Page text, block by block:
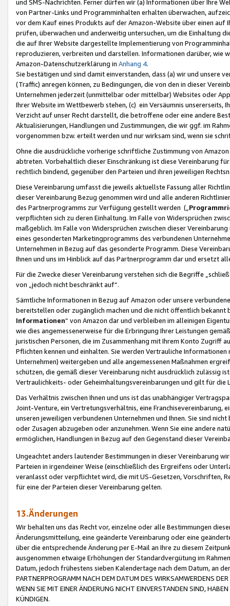
und SMS-Nachrichten. Ferner dürfen wir (a) Informationen über Ihre
von Partner-Links und Programminhalten erhalten überwachen,
vor dem Kauf eines Produkts auf der Amazon-Website über einen
prüfen, überwachen und anderweitig untersuchen, um die Einhaltung
die auf Ihrer Website dargestellte Implementierung von
reproduzieren, verbreiten und darstellen. Informationen darüber, wie
Amazon-Datenschutzerklärung in Anhang 4.
Sie bestätigen und sind damit einverstanden, dass (a) wir und
(Traffic) anregen können, zu Bedingungen, die von den in dieser
Unternehmen jederzeit (unmittelbar oder mittelbar) Websites oder
Ihrer Website im Wettbewerb stehen, (c) ein Versäumnis unsererseits,
Verzicht auf unser Recht darstellt, die betroffene oder eine andere
Aktualisierungen, Handlungen und Zustimmungen, die wir ggf. im
vorgenommen bzw. erteilt werden und nur wirksam sind, wenn sie
Ohne die ausdrückliche vorherige schriftliche Zustimmung von
abtreten. Vorbehaltlich dieser Einschränkung ist diese Vereinbarung
rechtlich bindend, gegenüber den Parteien und ihren jeweiligen
Diese Vereinbarung umfasst die jeweils aktuellste Fassung aller
dieser Vereinbarung Bezug genommen wird und alle anderen
des Partnerprogramms zur Verfügung gestellt werden („
verpflichten sich zu deren Einhaltung. Im Falle von Widersprüchen
maßgeblich. Im Falle von Widersprüchen zwischen dieser
eines gesonderten Marketingprogramms des verbundenen
Unternehmen in Bezug auf das gesonderte Programm. Diese
Ihnen und uns im Hinblick auf das Partnerprogramm dar und ersetzt
Für die Zwecke dieser Vereinbarung verstehen sich die Begriffe
von „jedoch nicht beschränkt auf“.
Sämtliche Informationen in Bezug auf Amazon oder unsere
bereitstellen oder zugänglich machen und die nicht öffentlich
Informationen“ von Amazon dar und verbleiben im alleinigen
wie dies angemessenerweise für die Erbringung Ihrer Leistungen
juristischen Personen, die im Zusammenhang mit Ihrem Konto
Pflichten kennen und einhalten. Sie werden Vertrauliche
Unternehmen) weitergeben und alle angemessenen Maßnahmen
schützen, die gemäß dieser Vereinbarung nicht ausdrücklich zulässig
Vertraulichkeits- oder Geheimhaltungsvereinbarungen und gilt für die
Das Verhältnis zwischen Ihnen und uns ist das unabhängiger
Joint-Venture, ein Vertretungsverhältnis, eine Franchisevereinbarung,
unseren jeweiligen verbundenen Unternehmen und Ihnen. Sie sind
oder Zusagen abzugeben oder anzunehmen. Wenn Sie eine andere
ermöglichen, Handlungen in Bezug auf den Gegenstand dieser
Ungeachtet anders lautender Bestimmungen in dieser Vereinbarung
Parteien in irgendeiner Weise (einschließlich des Ergreifens oder
veranlasst oder verpflichtet wird, die mit US-Gesetzen, Vorschriften,
für eine der Parteien dieser Vereinbarung gelten.
13.Änderungen
Wir behalten uns das Recht vor, einzelne oder alle Bestimmungen
Änderungsmitteilung, eine geänderte Vereinbarung oder eine
über die entsprechende Änderung per E-Mail an Ihre zu diesem
ausgenommen etwaige Erhöhungen der Standardvergütung im
Datum, jedoch frühestens sieben Kalendertage nach dem Datum, an
PARTNERPROGRAMM NACH DEM DATUM DES WIRKSAMWERDENS
WENN SIE MIT EINER ÄNDERUNG NICHT EINVERSTANDEN SIND,
KÜNDIGEN.